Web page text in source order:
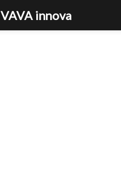
VAVA innova